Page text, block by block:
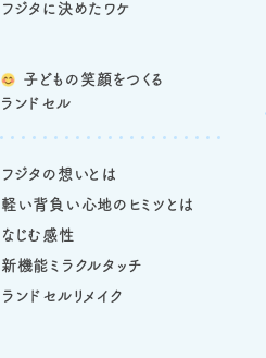
子どもの笑顔をつくる
ランドセル
フジタの想いとは
軽い背負い心地のヒミツとは
なじむ感性
新機能ミラクルタッチ
ランドセルリメイク
フジタに決めたワケ